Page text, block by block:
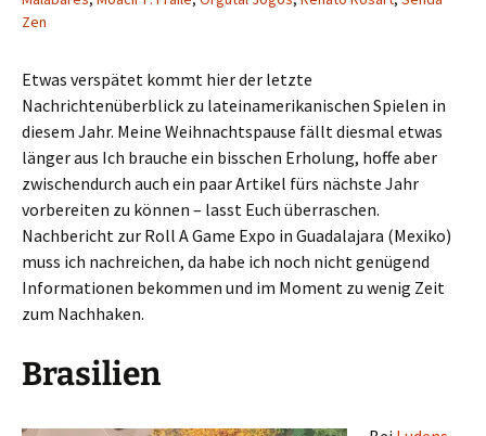
Zen
Etwas verspätet kommt hier der letzte
Nachrichtenüberblick zu lateinamerikanischen Spielen in
diesem Jahr. Meine Weihnachtspause fällt diesmal etwas
länger aus Ich brauche ein bisschen Erholung, hoffe aber
zwischendurch auch ein paar Artikel fürs nächste Jahr
vorbereiten zu können – lasst Euch überraschen.
Nachbericht zur Roll A Game Expo in Guadalajara (Mexiko)
muss ich nachreichen, da habe ich noch nicht genügend
Informationen bekommen und im Moment zu wenig Zeit
zum Nachhaken.
Brasilien